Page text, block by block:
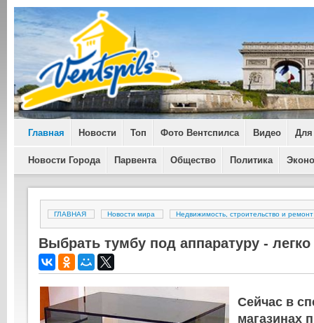
Главная Новости Топ Фото Вентспилса Видео Для
Новости Города Парвента Общество Политика
ГЛАВНАЯ Новости мира Недвижимость, строительство и ремонт
Выбрать тумбу под аппаратуру - легко
Сейчас в
магазинах